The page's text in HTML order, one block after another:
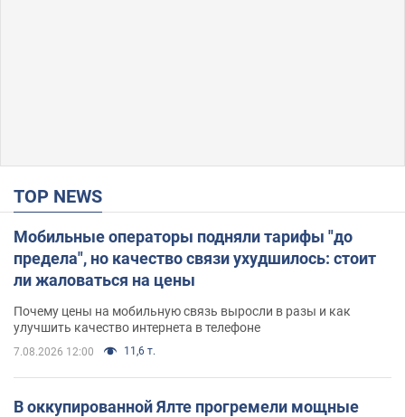
TOP NEWS
Мобильные операторы подняли тарифы "до
предела", но качество связи ухудшилось: стоит
ли жаловаться на цены
Почему цены на мобильную связь выросли в разы и как
улучшить качество интернета в телефоне
7.08.2026 12:00 11,6 т.
В оккупированной Ялте прогремели мощные